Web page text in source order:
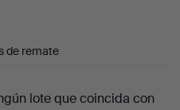
de remate
lote que coincida con